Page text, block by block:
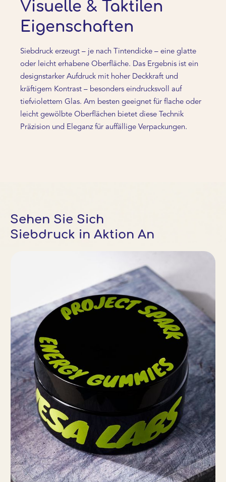
Visuelle & Taktilen
Eigenschaften
Siebdruck erzeugt – je nach Tintendicke – eine glatte
oder leicht erhabene Oberfläche. Das Ergebnis ist ein
designstarker Aufdruck mit hoher Deckkraft und
kräftigem Kontrast – besonders eindrucksvoll auf
tiefviolettem Glas. Am besten geeignet für flache oder
leicht gewölbte Oberflächen bietet diese Technik
Präzision und Eleganz für auffällige Verpackungen.
Sehen Sie Sich
Siebdruck in Aktion An